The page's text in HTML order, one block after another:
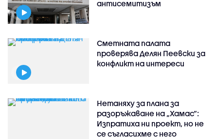
антисемитизъм
Сметната палата
проверява Делян Пеевски за
конфликт на интереси
Нетаняху за плана за
разоръжаване на „Хамас“:
Изпратиха ни проект, но не
се съгласихме с него